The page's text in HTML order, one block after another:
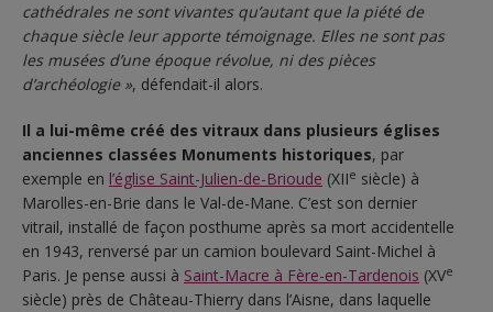
cathédrales ne sont vivantes qu’autant que la piété de
chaque siècle leur apporte témoignage. Elles ne sont pas
les musées d’une époque révolue, ni des pièces
d’archéologie », défendait-il alors.
Il a lui-même créé des vitraux dans plusieurs églises
anciennes classées Monuments historiques, par
exemple en l’église Saint-Julien-de-Brioude (XIIe siècle) à
Marolles-en-Brie dans le Val-de-Mane. C’est son dernier
vitrail, installé de façon posthume après sa mort accidentelle
en 1943, renversé par un camion boulevard Saint-Michel à
Paris. Je pense aussi à Saint-Macre à Fère-en-Tardenois (XVe
siècle) près de Château-Thierry dans l’Aisne, dans laquelle